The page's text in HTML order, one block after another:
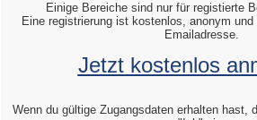
Einige Bereiche sind nur für registierte
Eine registrierung ist kostenlos, anonym
Emailadresse.
Jetzt kostenlos
Wenn du gültige Zugangsdaten erhalten hast,